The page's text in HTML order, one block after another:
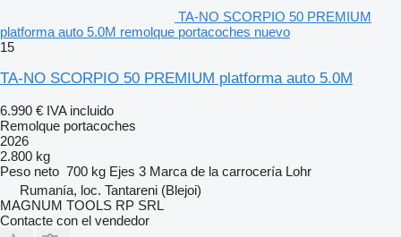
TA-NO SCORPIO 50 PREMIUM
platforma auto 5.0M remolque portacoches nuevo
15
TA-NO SCORPIO 50 PREMIUM platforma auto 5.0M
6.990 € IVA incluido
Remolque portacoches
2026
2.800 kg
Peso neto 700 kg Ejes 3 Marca de la carrocería Lohr
Rumanía, loc. Tantareni (Blejoi)
MAGNUM TOOLS RP SRL
Contacte con el vendedor